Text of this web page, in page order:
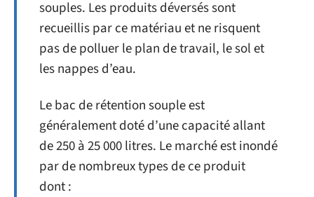
souples. Les produits déversés sont
recueillis par ce matériau et ne risquent
pas de polluer le plan de travail, le sol et
les nappes d’eau.
Le bac de rétention souple est
généralement doté d’une capacité allant
de 250 à 25 000 litres. Le marché est inondé
par de nombreux types de ce produit
dont :